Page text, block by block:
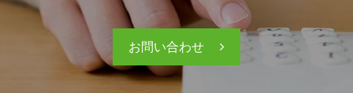
お問い合わせ